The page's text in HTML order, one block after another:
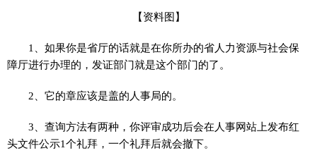
【资料图】
1、如果你是省厅的话就是在你所办的省人力资源与社会保
障厅进行办理的，发证部门就是这个部门的了。
2、它的章应该是盖的人事局的。
3、查询方法有两种，你评审成功后会在人事网站上发布红
头文件公示1个礼拜，一个礼拜后就会撤下。